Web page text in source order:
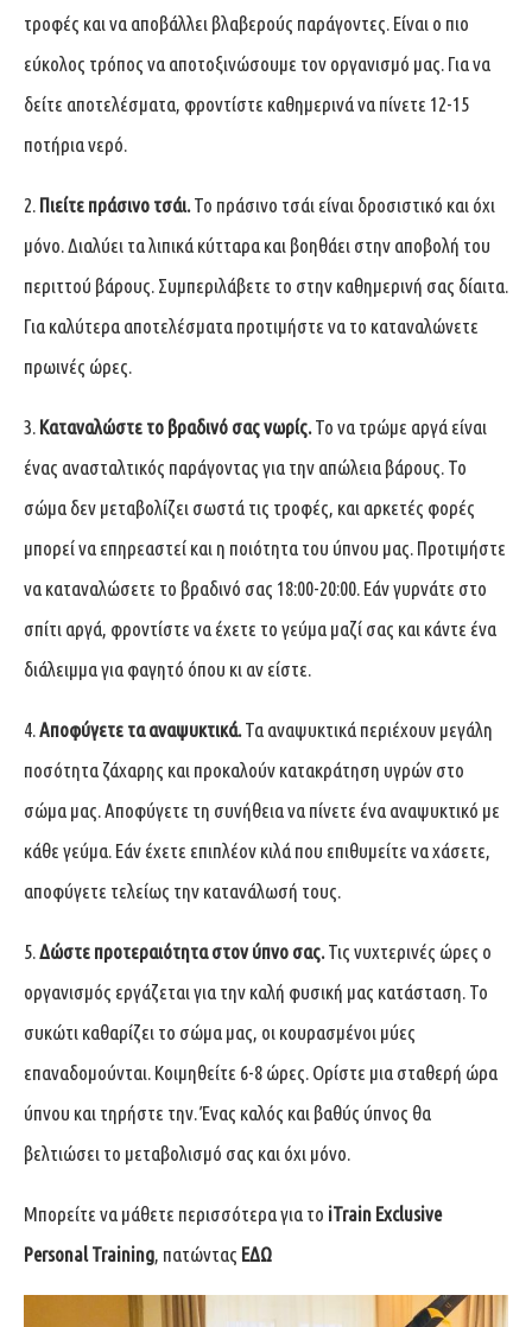
τροφές και να αποβάλλει βλαβερούς παράγοντες. Είναι ο πιο
εύκολος τρόπος να αποτοξινώσουμε τον οργανισμό μας. Για να
δείτε αποτελέσματα, φροντίστε καθημερινά να πίνετε 12-15
ποτήρια νερό.
2. Πιείτε πράσινο τσάι.Το πράσινο τσάι είναι δροσιστικό και όχι
μόνο. Διαλύει τα λιπικά κύτταρα και βοηθάει στην αποβολή του
περιττού βάρους. Συμπεριλάβετε το στην καθημερινή σας δίαιτα.
Για καλύτερα αποτελέσματα προτιμήστε να το καταναλώνετε
πρωινές ώρες.
3. Καταναλώστε το βραδινό σας νωρίς.Το να τρώμε αργά είναι
ένας ανασταλτικός παράγοντας για την απώλεια βάρους. Το
σώμα δεν μεταβολίζει σωστά τις τροφές, και αρκετές φορές
μπορεί να επηρεαστεί και η ποιότητα του ύπνου μας. Προτιμήστε
να καταναλώσετε το βραδινό σας 18:00-20:00. Εάν γυρνάτε στο
σπίτι αργά, φροντίστε να έχετε το γεύμα μαζί σας και κάντε ένα
διάλειμμα για φαγητό όπου κι αν είστε.
4.Αποφύγετε τα αναψυκτικά.Τα αναψυκτικά περιέχουν μεγάλη
ποσότητα ζάχαρης και προκαλούν κατακράτηση υγρών στο
σώμα μας. Αποφύγετε τη συνήθεια να πίνετε ένα αναψυκτικό με
κάθε γεύμα. Εάν έχετε επιπλέον κιλά που επιθυμείτε να χάσετε,
αποφύγετε τελείως την κατανάλωσή τους.
5.Δώστε προτεραιότητα στον ύπνο σας.Τις νυχτερινές ώρες ο
οργανισμός εργάζεται για την καλή φυσική μας κατάσταση. Το
συκώτι καθαρίζει το σώμα μας, οι κουρασμένοι μύες
επαναδομούνται. Κοιμηθείτε 6-8 ώρες. Ορίστε μια σταθερή ώρα
ύπνου και τηρήστε την. Ένας καλός και βαθύς ύπνος θα
βελτιώσει το μεταβολισμό σας και όχι μόνο.
Μπορείτε να μάθετε περισσότερα για το iTrain Exclusive
Personal Training, πατώντας ΕΔΩ